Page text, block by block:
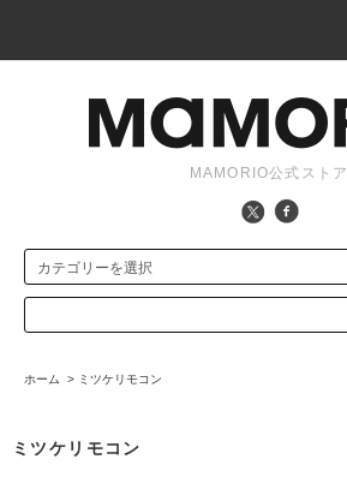
MAMORIO公式ストア
ホーム > ミツケリモコン
ミツケリモコン